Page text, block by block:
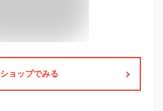
ショップでみる